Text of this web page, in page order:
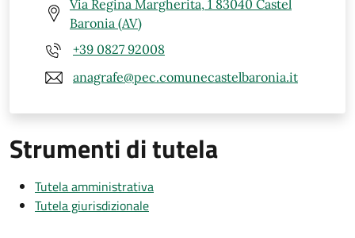
Via Regina Margherita, 1 83040 Castel
Baronia (AV)
+39 0827 92008
anagrafe@pec.comunecastelbaronia.it
Strumenti di tutela
Tutela amministrativa
Tutela giurisdizionale